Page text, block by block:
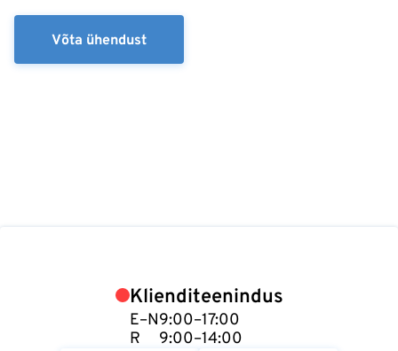
Võta ühendust
Klienditeenindus
E–N
R
9:00–17:00
9:00–14:00